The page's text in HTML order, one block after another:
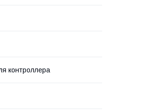
контроллера